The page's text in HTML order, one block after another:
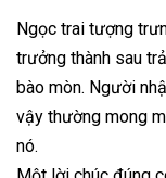
Ngọc trai tượng
trưởng thành sau
bào mòn. Người
vậy thường mong
nó.